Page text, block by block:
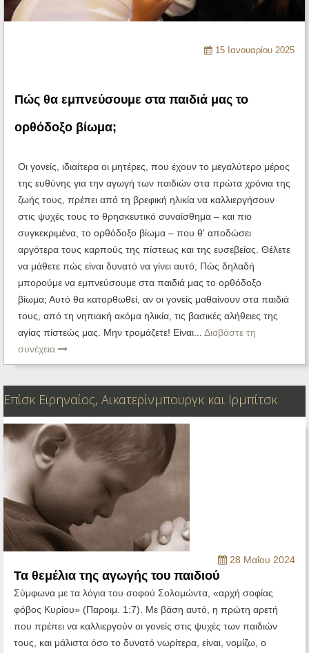
Ηχητικά
15 Ιανουαρίου 2025
Πώς θα εμπνεύσουμε στα παιδιά μας το
ορθόδοξο βίωμα;
Οι γονείς, ιδιαίτερα οι μητέρες, που έχουν το μεγαλύτερο μέρος
της ευθύνης για την αγωγή των παιδιών στα πρώτα χρόνια της
ζωής τους, πρέπει από τη βρεφική ηλικία να καλλιεργήσουν
στις ψυχές τους το θρησκευτικό συναίσθημα – και πιο
συγκεκριμένα, το ορθόδοξο βίωμα – που θ' αποδώσει
αργότερα τους καρπούς της πίστεως και της ευσεβείας. Θέλετε
να μάθετε πώς είναι δυνατό να γίνει αυτό; Πώς δηλαδή
μπορούμε να εμπνεύσουμε στα παιδιά μας το ορθόδοξο
βίωμα; Αυτό θα κατορθωθεί, αν οι γονείς μαθαίνουν στα παιδιά
τους, από τη νηπιακή ακόμα ηλικία, τις βασικές αλήθειες της
αγίας πίστεώς μας. Μην τρομάζετε! Είναι... Διαβάστε τη
συνέχεια
Επίσκ Ειρηναίος, Αικατερίνμπουργκ και Ιρμπίτσκ
28 Μαΐου 2024
Τα θεμέλια της αγωγής του παιδιού
Σύμφωνα με τα λόγια του σοφού Σολομώντα, «αρχή σοφίας
φόβος Κυρίου» (Παροιμ. 1:7). Με βάση αυτό, η πρώτη αρετή
που πρέπει να καλλιεργούν οι γονείς στις ψυχές των παιδιών
τους, και μάλιστα όσο το δυνατό νωρίτερα, είναι, νομίζω, ο